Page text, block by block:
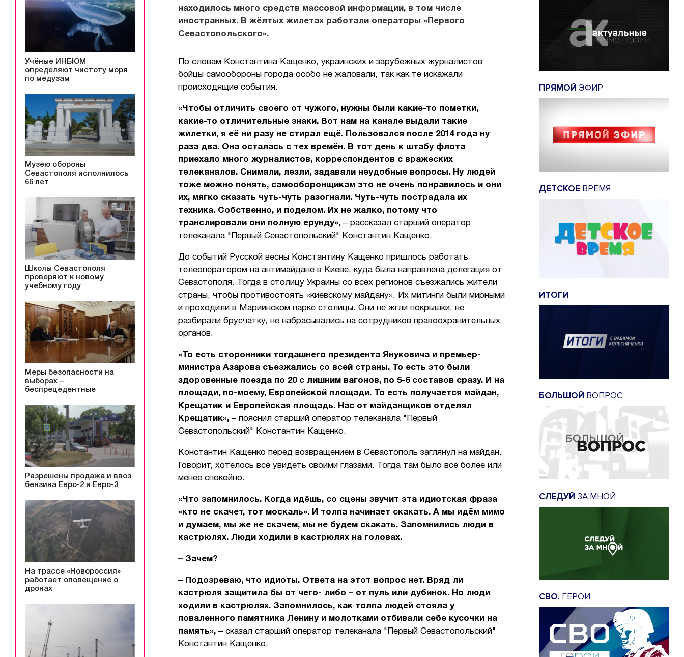
Учёные ИНБЮМ
определяют чистоту моря
по медузам
Музею обороны
Севастополя исполнилось
66 лет
Школы Севастополя
проверяют к новому
учебному году
Меры безопасности на
выборах –
беспрецедентные
Разрешены продажа и ввоз
бензина Евро-2 и Евро-3
На трассе «Новороссия»
работает оповещение о
дронах
находилось много средств массовой информации, в том числе
иностранных. В жёлтых жилетах работали операторы «Первого
Севастопольского».
По словам Константина Кащенко, украинских и зарубежных журналистов
бойцы самообороны города особо не жаловали, так как те искажали
происходящие события.
«Чтобы отличить своего от чужого, нужны были какие-то пометки,
какие-то отличительные знаки. Вот нам на канале выдали такие
жилетки, я её ни разу не стирал ещё. Пользовался после 2014 года ну
раза два. Она осталась с тех времён. В тот день к штабу флота
приехало много журналистов, корреспондентов с вражеских
телеканалов. Снимали, лезли, задавали неудобные вопросы. Ну людей
тоже можно понять, самооборонщикам это не очень понравилось и они
их, мягко сказать чуть-чуть разогнали. Чуть-чуть пострадала их
техника. Собственно, и поделом. Их не жалко, потому что
транслировали они полную ерунду», – рассказал старший оператор
телеканала "Первый Севастопольский" Константин Кащенко.
До событий Русской весны Константину Кащенко пришлось работать
телеоператором на антимайдане в Киеве, куда была направлена делегация от
Севастополя. Тогда в столицу Украины со всех регионов съезжались жители
страны, чтобы противостоять «киевскому майдану». Их митинги были мирными
и проходили в Мариинском парке столицы. Они не жгли покрышки, не
разбирали брусчатку, не набрасывались на сотрудников правоохранительных
органов.
«То есть сторонники тогдашнего президента Януковича и премьер-
министра Азарова съезжались со всей страны. То есть это были
здоровенные поезда по 20 с лишним вагонов, по 5-6 составов сразу. И на
площади, по-моему, Европейской площади. То есть получается майдан,
Крещатик и Европейская площадь. Нас от майданщиков отделял
Крещатик», – пояснил старший оператор телеканала "Первый
Севастопольский" Константин Кащенко.
Константин Кащенко перед возвращением в Севастополь заглянул на майдан.
Говорит, хотелось всё увидеть своими глазами. Тогда там было всё более или
менее спокойно.
«Что запомнилось. Когда идёшь, со сцены звучит эта идиотская фраза
«кто не скачет, тот москаль». И толпа начинает скакать. А мы идём мимо
и думаем, мы же не скачем, мы не будем скакать. Запомнились люди в
кастрюлях. Люди ходили в кастрюлях на головах.
– Зачем?
– Подозреваю, что идиоты. Ответа на этот вопрос нет. Вряд ли
кастрюля защитила бы от чего- либо – от пуль или дубинок. Но люди
ходили в кастрюлях. Запомнилось, как толпа людей стояла у
поваленного памятника Ленину и молотками отбивали себе кусочки на
память», – сказал старший оператор телеканала "Первый Севастопольский"
Константин Кащенко.
ПРЯМОЙ ЭФИР
ДЕТСКОЕ ВРЕМЯ
ИТОГИ
БОЛЬШОЙ ВОПРОС
СЛЕДУЙ ЗА МНОЙ
СВО. ГЕРОИ